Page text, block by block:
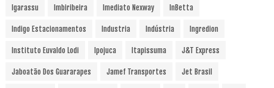
Igarassu Imbiribeira Imediato Nexway InBetta
Indigo Estacionamentos Industria Indústria Ingredion
Instituto Euvaldo Lodi Ipojuca Itapissuma J&T Express
Jaboatão Dos Guararapes Jamef Transportes Jet Brasil